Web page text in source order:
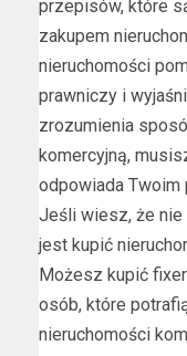
przepisów, które
zakupem
nieruchomości
prawniczy i
zrozumienia
komercyjną,
odpowiada Twoim
Jeśli wiesz, że nie
jest kupić
Możesz kupić
osób, które
nieruchomości